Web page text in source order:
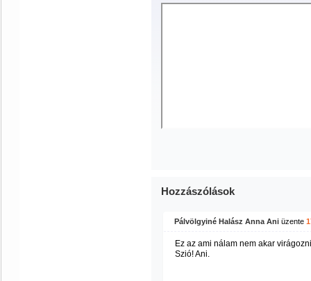
Hozzászólások
Pálvölgyiné Halász Anna Ani üzente
Ez az ami nálam nem akar
Szió! Ani.